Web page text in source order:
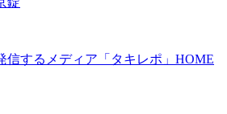
信するメディア「タキレポ」HOME